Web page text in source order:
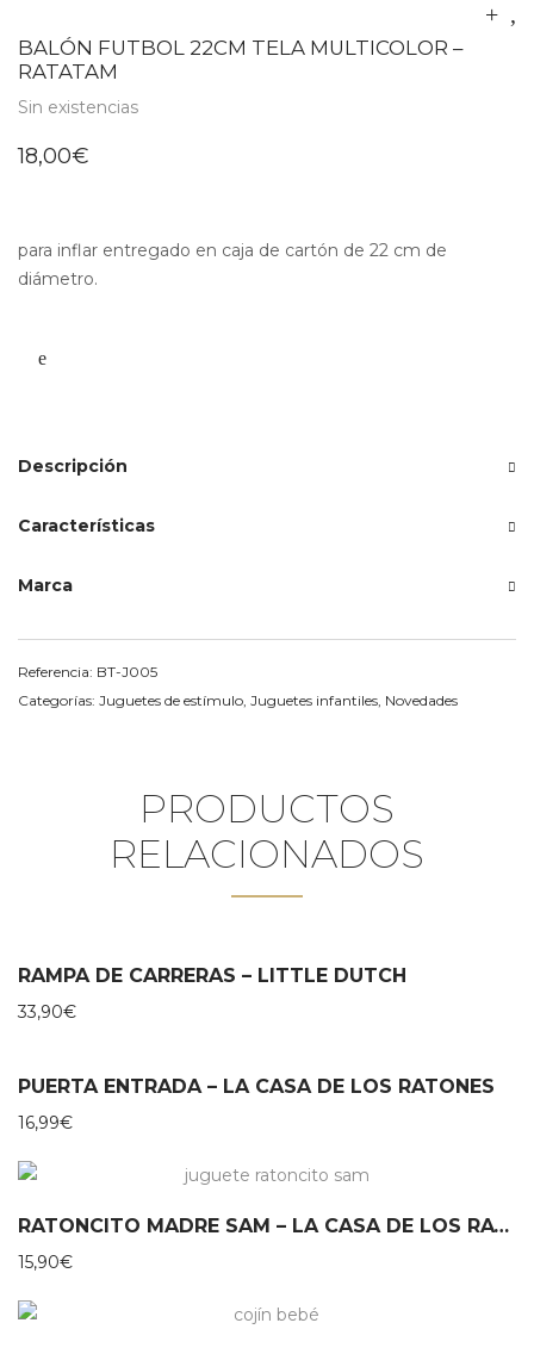
BALÓN FUTBOL 22CM TELA MULTICOLOR –
RATATAM
Sin existencias
18,00€
para inflar entregado en caja de cartón de 22 cm de
diámetro.
Descripción
Características
Marca
Referencia: BT-J005
Categorías: Juguetes de estímulo Juguetes infantiles Novedades
PRODUCTOS
RELACIONADOS
RAMPA DE CARRERAS – LITTLE DUTCH
33,90€
PUERTA ENTRADA – LA CASA DE LOS RATONES
16,99€
RATONCITO MADRE SAM – LA CASA DE LOS RATONES
15,90€